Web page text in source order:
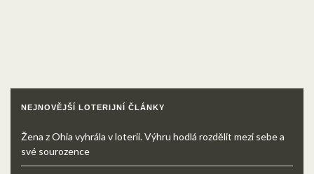
NEJNOVĚJŠÍ LOTERIJNÍ ČLÁNKY
Žena z Ohia vyhrála v loterii. Výhru hodlá rozdělit mezi sebe a
své sourozence